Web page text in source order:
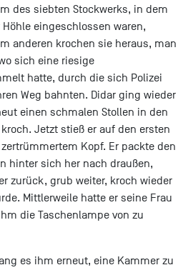
des siebten Stockwerks, in dem
eingeschlossen waren,
anderen krochen sie heraus, man
sich eine riesige
hatte, durch die sich Polizei
Weg bahnten. Didar ging wieder
einen schmalen Stollen in den
Jetzt stieß er auf den ersten
Kopf. Er packte den
hinter sich her nach draußen,
zurück, grub weiter, kroch wieder
Mittlerweile hatte er seine Frau
die Taschenlampe von zu
es ihm erneut, eine Kammer zu